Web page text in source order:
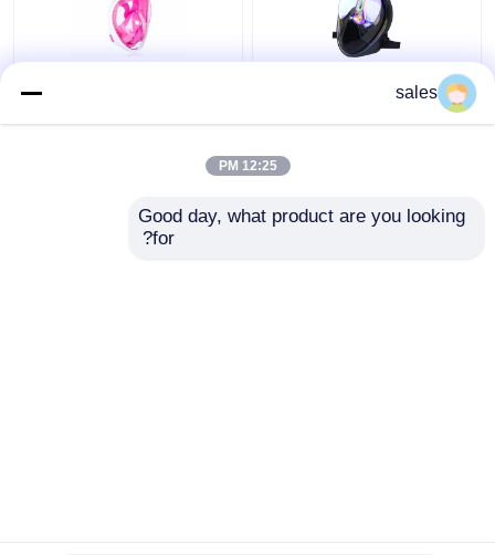
کامل صورت با استفاده از
غواصی مایع غواصی مایع
sales
12:25 PM
Good day, what product are you looking
for?